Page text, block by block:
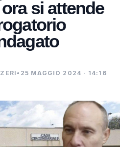
si attende
• 25 MAGGIO 2024 · 14:16